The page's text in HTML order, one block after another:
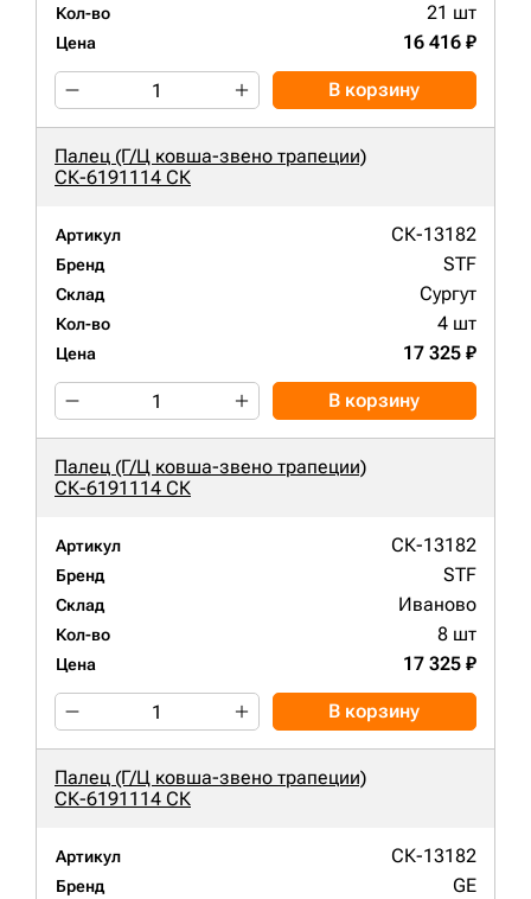
Кол-во 21 шт
Цена 16 416 ₽
В корзину
Палец (Г/Ц ковша-звено трапеции)
СК-6191114 СК
Артикул СК-13182
Бренд STF
Склад Сургут
Кол-во 4 шт
Цена 17 325 ₽
В корзину
Палец (Г/Ц ковша-звено трапеции)
СК-6191114 СК
Артикул СК-13182
Бренд STF
Склад Иваново
Кол-во 8 шт
Цена 17 325 ₽
В корзину
Палец (Г/Ц ковша-звено трапеции)
СК-6191114 СК
Артикул СК-13182
Бренд GE